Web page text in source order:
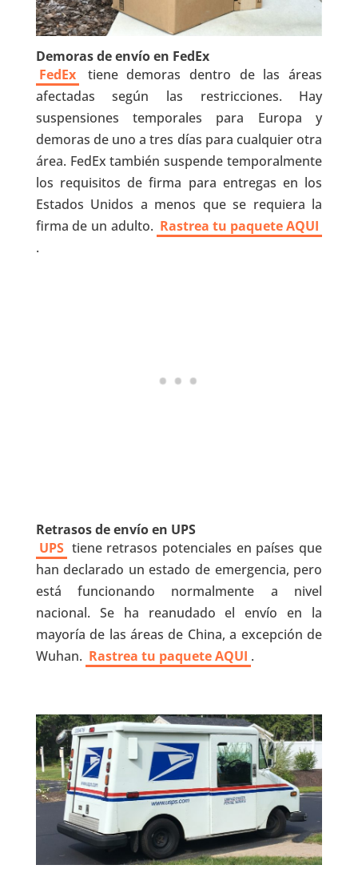
Demoras de envío en FedEx
FedEx
tiene demoras dentro de las áreas
afectadas según las restricciones. Hay
suspensiones temporales para Europa y
demoras de uno a tres días para cualquier otra
área. FedEx también suspende temporalmente
los requisitos de firma para entregas en los
Estados Unidos a menos que se requiera la
firma de un adulto. Rastrea tu paquete AQUI
.
Retrasos de envío en UPS
UPS tiene retrasos potenciales en países que
han declarado un estado de emergencia, pero
está funcionando normalmente a nivel
nacional. Se ha reanudado el envío en la
mayoría de las áreas de China, a excepción de
Wuhan. Rastrea tu paquete AQUI .